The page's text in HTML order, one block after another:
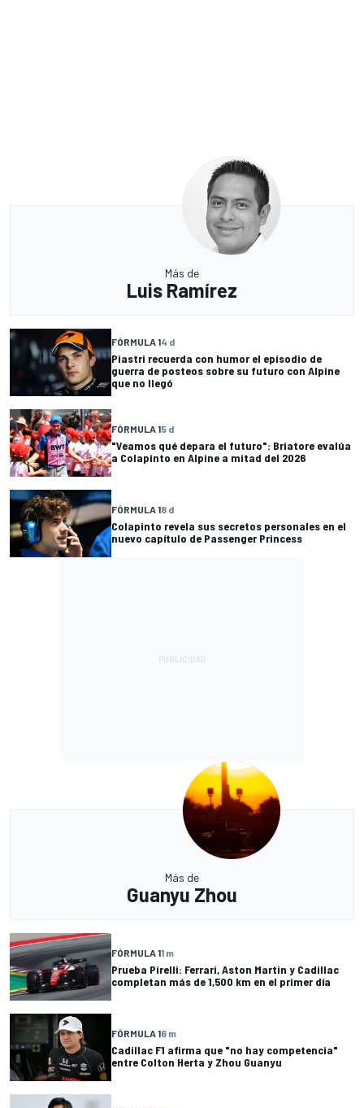
Más de
Luis Ramírez
FÓRMULA 14 d
Piastri recuerda con humor el episodio de
guerra de posteos sobre su futuro con Alpine
que no llegó
FÓRMULA 15 d
"Veamos qué depara el futuro": Briatore evalúa
a Colapinto en Alpine a mitad del 2026
FÓRMULA 18 d
Colapinto revela sus secretos personales en el
nuevo capítulo de Passenger Princess
Más de
Guanyu Zhou
FÓRMULA 11 m
Prueba Pirelli: Ferrari, Aston Martin y Cadillac
completan más de 1,500 km en el primer día
FÓRMULA 16 m
Cadillac F1 afirma que "no hay competencia"
entre Colton Herta y Zhou Guanyu